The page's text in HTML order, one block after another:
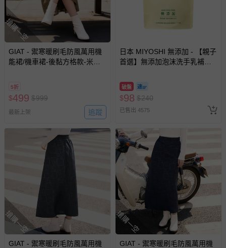
搶購一空
GIAT - 禦寒暖刷毛防風萬用機
能裙/機車裙-後黏方格款-米茶
5折
$499 $999
最新上架 追蹤
日本 MIYOSHI 無添加 - 【親子
首選】無添加泡沫洗手乳補充
破盤
$98 $240
已售出 4575
搶購一空
GIAT - 禦寒暖刷毛防風萬用機
搶購一空
GIAT - 禦寒暖刷毛防風萬用機